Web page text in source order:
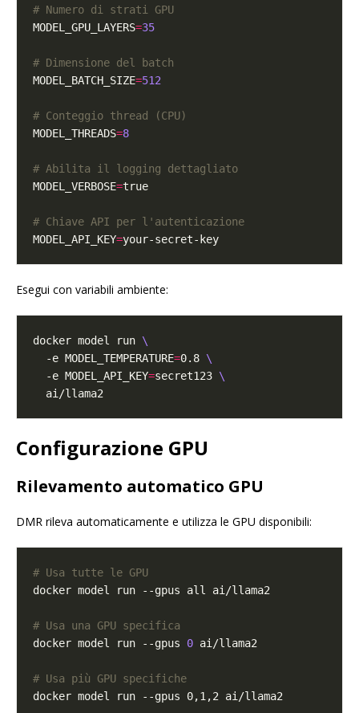
# Numero di strati GPU
MODEL_GPU_LAYERS=35
# Dimensione del batch
MODEL_BATCH_SIZE=512
# Conteggio thread (CPU)
MODEL_THREADS=8
# Abilita il logging dettagliato
MODEL_VERBOSE=
# Chiave API per l'autenticazione
MODEL_API_KEY=
Esegui con variabili ambiente:
docker model run
  -e MODEL_TEMPERATURE
=0.8
  -e MODEL_API_KEY
=secret123
Configurazione GPU
Rilevamento automatico GPU
DMR rileva automaticamente e utilizza le GPU disponibili:
# Usa tutte le GPU
# Usa una GPU specifica
docker model run --gpus 0
# Usa più GPU specifiche